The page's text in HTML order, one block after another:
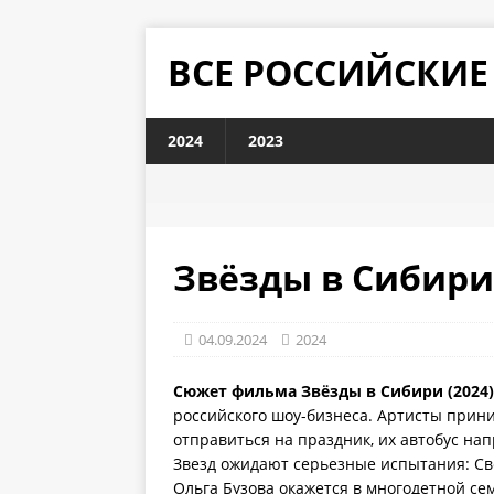
ВСЕ
2024 2023
Звёзды в Сибири
04.09.2024 2024
Сюжет фильма Звёзды в Сибири
российского шоу-бизнеса. Артисты
отправиться на праздник, их автобус
Звезд ожидают серьезные испытания:
Ольга Бузова окажется в многодетной